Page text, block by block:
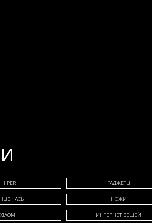
HIPER ГАДЖЕТЫ
ЧАСЫ НОЖИ
XIAOMI ИНТЕРНЕТ ВЕЩЕЙ
E-MAIL